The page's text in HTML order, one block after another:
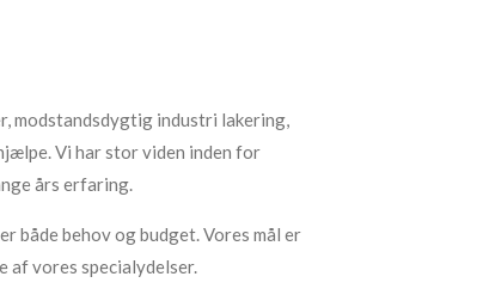
modstandsdygtig industri lakering,
Vi har stor viden inden for
års erfaring.
både behov og budget. Vores mål er
af vores specialydelser.